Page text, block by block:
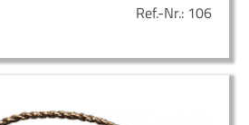
Ref.-Nr.: 106